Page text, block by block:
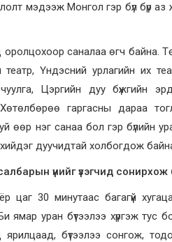
мэдээж Монгол гэр бүл бүр аз
оролцохоор саналаа өгч байна.
Үндэсний урлагийн их
Цэргийн дуу бүжгийн
гаргасны дараа
нэг санаа бол гэр бүлийн
хийдэг дуучидтай холбогдож
үнийг үзэгчид
цаг 30 минутаас багагүй
ямар уран бүтээлээ хүргэж
ярилцаад, бүтээлээ сонгож,